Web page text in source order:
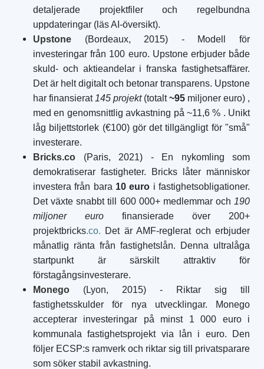
detaljerade projektfiler och regelbundna
uppdateringar (läs AI-översikt).
Upstone (Bordeaux, 2015) - Modell för
investeringar från 100 euro. Upstone erbjuder både
skuld- och aktieandelar i franska fastighetsaffärer.
Det är helt digitalt och betonar transparens. Upstone
har finansierat 145 projekt(totalt~95 miljoner euro) ,
med en genomsnittlig avkastning på ~11,6 % . Unikt
låg biljettstorlek (€100) gör det tillgängligt för "små"
investerare.
Bricks.co (Paris, 2021) - En nykomling som
demokratiserar fastigheter. Bricks låter människor
investera från bara 10 euro i fastighetsobligationer.
Det växte snabbt till 600 000+ medlemmar och 190
miljoner euro finansierade över 200+
projektbricks.co. Det är AMF-reglerat och erbjuder
månatlig ränta från fastighetslån. Denna ultralåga
startpunkt är särskilt attraktiv för
förstagångsinvesterare.
Monego (Lyon, 2015) - Riktar sig till
fastighetsskulder för nya utvecklingar. Monego
accepterar investeringar på minst 1 000 euro i
kommunala fastighetsprojekt via lån i euro. Den
följer ECSP:s ramverk och riktar sig till privatsparare
som söker stabil avkastning.